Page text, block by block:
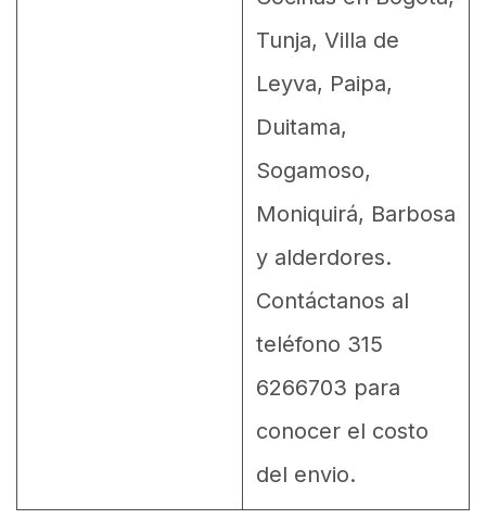
Tunja, Villa de
Leyva, Paipa,
Duitama,
Sogamoso,
Moniquirá, Barbosa
y alderdores.
Contáctanos al
teléfono 315
6266703 para
conocer el costo
del envio.